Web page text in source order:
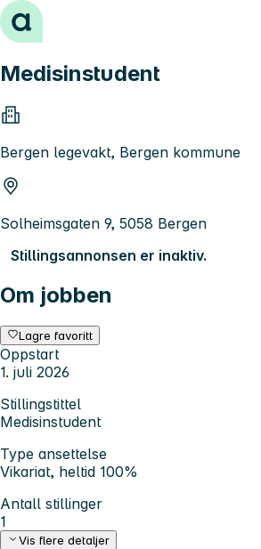
Hopp til innhold
Medisinstudent
Bergen legevakt, Bergen kommune
Solheimsgaten 9, 5058 Bergen
Stillingsannonsen er inaktiv.
Om jobben
Lagre favoritt
Oppstart
1. juli 2026
Stillingstittel
Medisinstudent
Type ansettelse
Vikariat, heltid 100%
Antall stillinger
1
Vis flere detaljer